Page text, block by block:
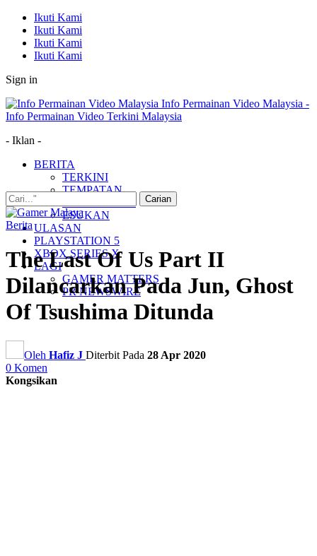
Ikuti Kami
Ikuti Kami
Ikuti Kami
Ikuti Kami
Sign in
Info Permainan Video Malaysia -
Info Permainan Video Terkini Malaysia
- Iklan -
BERITA
TERKINI
TEMPATAN
ESUKAN
ULASAN
PLAYSTATION 5
XBOX SERIES X
LAGI
GAMER MATTERS
PR NEWSWIRE
Berita
The Last Of Us Part II
Dilancarkan Pada Jun, Ghost
Of Tsushima Ditunda
Oleh Hafiz J Diterbit Pada 28 Apr 2020
0 Komen
Kongsikan